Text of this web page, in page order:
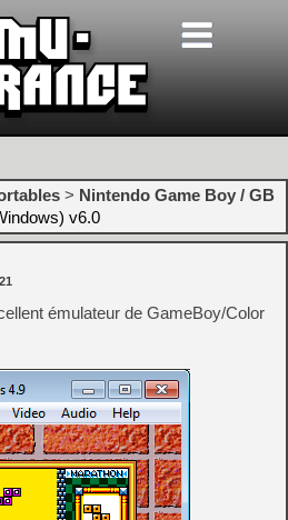
> Nintendo Game Boy / GB
v6.0
émulateur de GameBoy/Color